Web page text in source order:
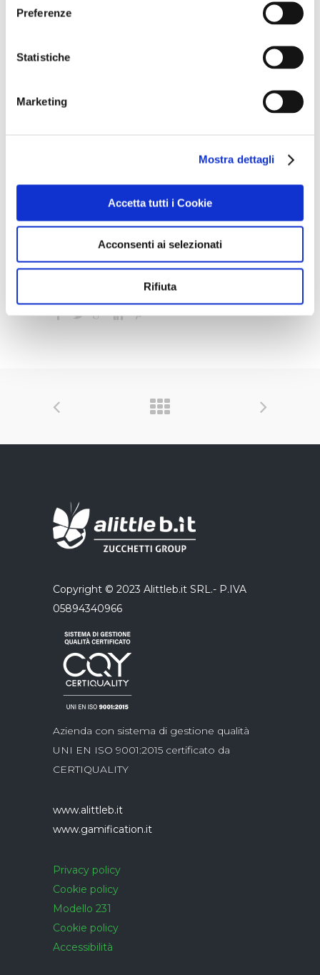
Preferenze
Statistiche
Marketing
Mostra dettagli
Accetta tutti i Cookie
Acconsenti ai selezionati
Rifiuta
ultricies, turpis a sagittis suscipit, ex odio
varius est. Pellentesque sodales ipsum nisi.
sollicitudin dapibus egestas lorem.
18 Maggio 2016
Business
Copyright © 2023 Alittleb.it SRL.- P.IVA
05894340966
Azienda con sistema di gestione qualità
UNI EN ISO 9001:2015 certificato da
CERTIQUALITY
www.alittleb.it
www.gamification.it
Privacy policy
Cookie policy
Modello 231
Cookie policy
Accessibilità